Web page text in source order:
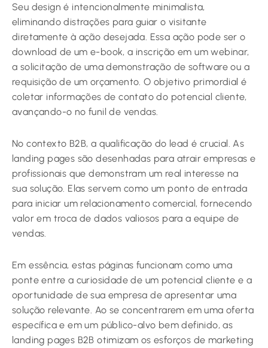
Seu design é intencionalmente minimalista,
eliminando distrações para guiar o visitante
diretamente à ação desejada. Essa ação pode ser o
download de um e-book, a inscrição em um webinar,
a solicitação de uma demonstração de software ou a
requisição de um orçamento. O objetivo primordial é
coletar informações de contato do potencial cliente,
avançando-o no funil de vendas.
No contexto B2B, a qualificação do lead é crucial. As
landing pages são desenhadas para atrair empresas e
profissionais que demonstram um real interesse na
sua solução. Elas servem como um ponto de entrada
para iniciar um relacionamento comercial, fornecendo
valor em troca de dados valiosos para a equipe de
vendas.
Em essência, estas páginas funcionam como uma
ponte entre a curiosidade de um potencial cliente e a
oportunidade de sua empresa de apresentar uma
solução relevante. Ao se concentrarem em uma oferta
específica e em um público-alvo bem definido, as
landing pages B2B otimizam os esforços de marketing